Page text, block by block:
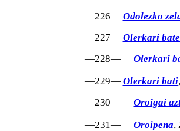
—226— Odolezko
—227— Olerkari
—228—
Olerkari
—229— Olerkari bati
—230—
Oroigai
—231—
Oroipena,